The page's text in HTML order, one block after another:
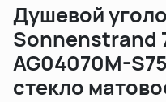
Душевой
Sonnenstrand
AG04070M-
стекло